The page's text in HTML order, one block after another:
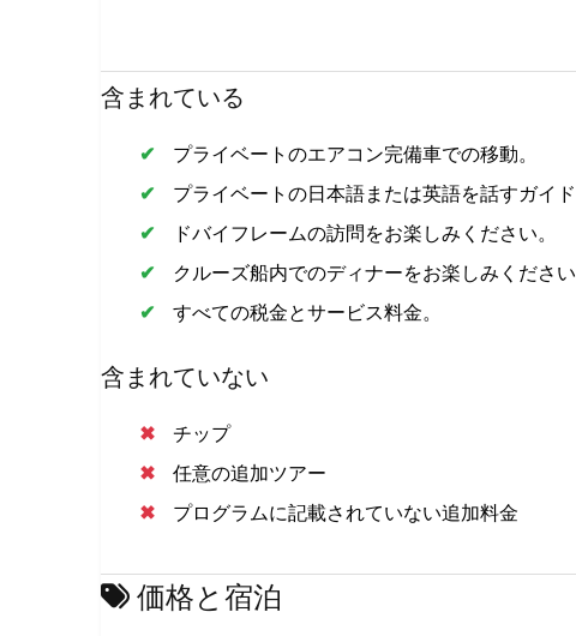
含まれている
プライベートのエアコン完備車での移動。
プライベートの日本語または英語を話すガイド
ドバイフレームの訪問をお楽しみください。
クルーズ船内でのディナーをお楽しみください
すべての税金とサービス料金。
含まれていない
チップ
任意の追加ツアー
プログラムに記載されていない追加料金
価格と宿泊